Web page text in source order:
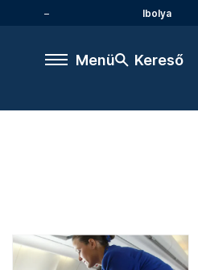
Ibolya
Menü Kereső